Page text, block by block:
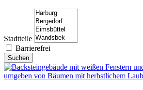
Stadtteile
Barrierefrei